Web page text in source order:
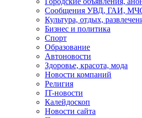
Сообщения УВД, ГАИ,
Культура, отдых,
Бизнес и политика
Спорт
Образование
Автоновости
Здоровье, красота, мода
Новости компаний
Религия
IT-новости
Калейдоскоп
Новости сайта